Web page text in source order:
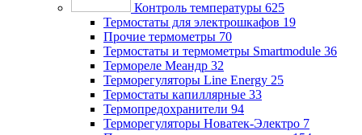
Контроль температуры 625
Термостаты для электрошкафов 19
Прочие термометры 70
Термостаты и термометры Smartmodule 36
Термореле Меандр 32
Терморегуляторы Line Energy 25
Термостаты капиллярные 33
Термопредохранители 94
Терморегуляторы Новатек-Электро 7